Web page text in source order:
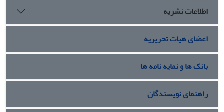
اطلاعات نشریه
اعضای هیات تحریریه
بانک ها و نمایه نامه ها
راهنمای نویسندگان